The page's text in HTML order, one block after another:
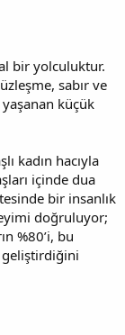
bir yolculuktur.
sabır ve
küçük
kadın hacıyla
içinde dua
bir insanlık
doğruluyor;
%80’i, bu